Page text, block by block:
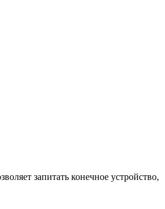
запитать конечное устройство,